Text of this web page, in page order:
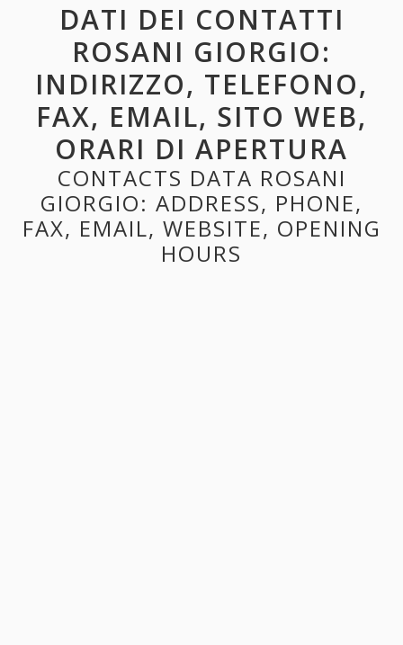
DATI DEI CONTATTI
ROSANI GIORGIO:
INDIRIZZO, TELEFONO,
FAX, EMAIL, SITO WEB,
ORARI DI APERTURA
CONTACTS DATA ROSANI
GIORGIO: ADDRESS, PHONE,
FAX, EMAIL, WEBSITE, OPENING
HOURS